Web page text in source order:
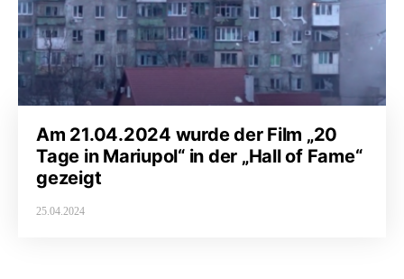
Am 21.04.2024 wurde der Film „20
Tage in Mariupol“ in der „Hall of Fame“
gezeigt
25.04.2024